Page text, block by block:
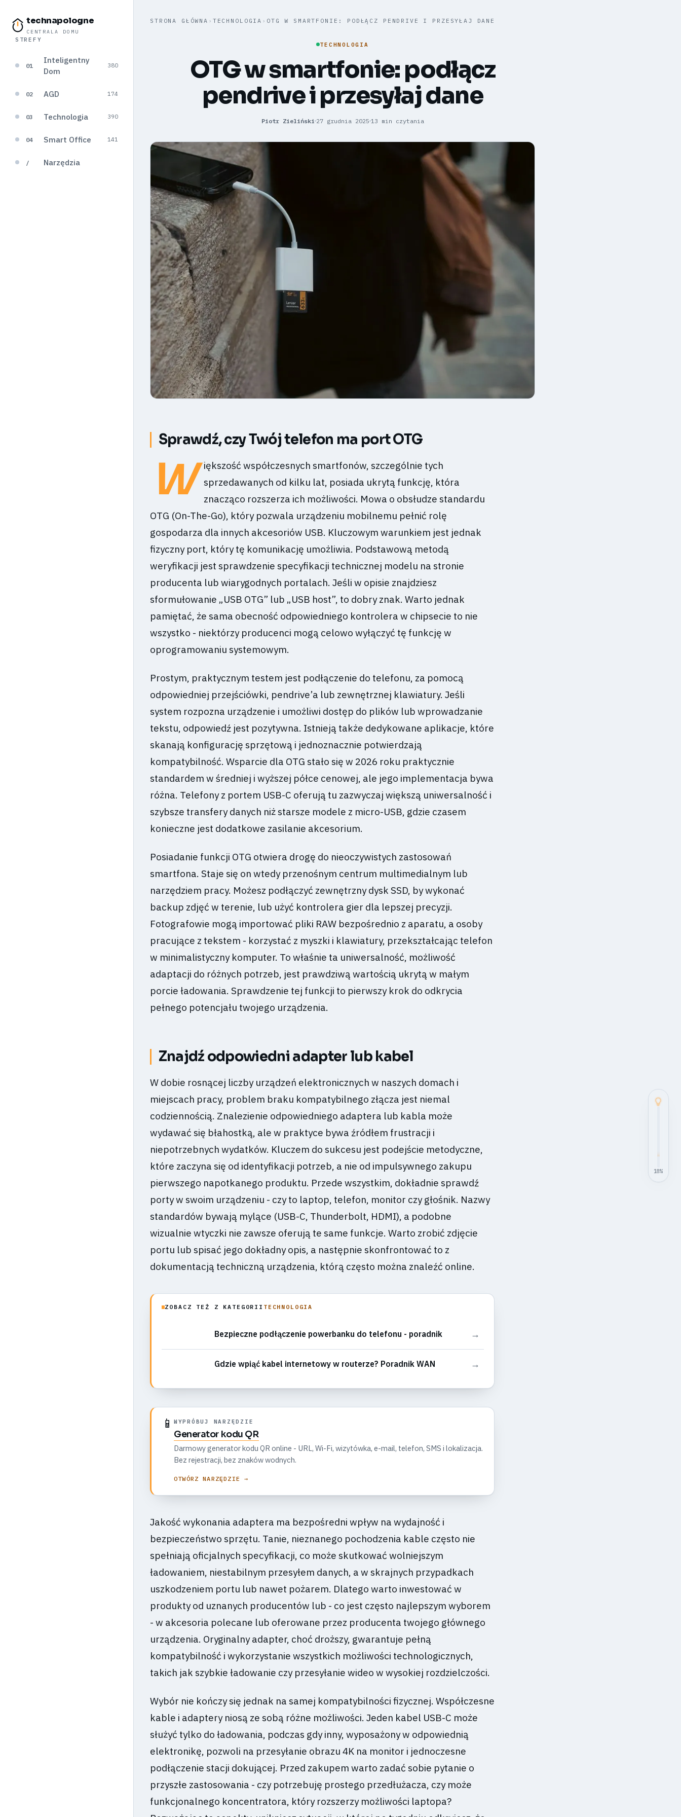
technapologne
CENTRALA DOMU
STREFY
01
Inteligentny
Dom
380
02 AGD 174
03 Technologia 390
04 Smart Office 141
/ Narzędzia
18%
STRONA GŁÓWNA › TECHNOLOGIA › OTG W SMARTFONIE: PODŁĄCZ PENDRIVE I PRZESYŁAJ DANE
TECHNOLOGIA
OTG w smartfonie: podłącz
pendrive i przesyłaj dane
Piotr Zieliński 27 grudnia 2025 13 min czytania
Sprawdź, czy Twój telefon ma port OTG
W
iększość współczesnych smartfonów, szczególnie tych
sprzedawanych od kilku lat, posiada ukrytą funkcję, która
znacząco rozszerza ich możliwości. Mowa o obsłudze standardu
OTG (On-The-Go), który pozwala urządzeniu mobilnemu pełnić rolę
gospodarza dla innych akcesoriów USB. Kluczowym warunkiem jest jednak
fizyczny port, który tę komunikację umożliwia. Podstawową metodą
weryfikacji jest sprawdzenie specyfikacji technicznej modelu na stronie
producenta lub wiarygodnych portalach. Jeśli w opisie znajdziesz
sformułowanie „USB OTG” lub „USB host”, to dobry znak. Warto jednak
pamiętać, że sama obecność odpowiedniego kontrolera w chipsecie to nie
wszystko - niektórzy producenci mogą celowo wyłączyć tę funkcję w
oprogramowaniu systemowym.
Prostym, praktycznym testem jest podłączenie do telefonu, za pomocą
odpowiedniej przejściówki, pendrive’a lub zewnętrznej klawiatury. Jeśli
system rozpozna urządzenie i umożliwi dostęp do plików lub wprowadzanie
tekstu, odpowiedź jest pozytywna. Istnieją także dedykowane aplikacje, które
skanają konfigurację sprzętową i jednoznacznie potwierdzają
kompatybilność. Wsparcie dla OTG stało się w 2026 roku praktycznie
standardem w średniej i wyższej półce cenowej, ale jego implementacja bywa
różna. Telefony z portem USB-C oferują tu zazwyczaj większą uniwersalność i
szybsze transfery danych niż starsze modele z micro-USB, gdzie czasem
konieczne jest dodatkowe zasilanie akcesorium.
Posiadanie funkcji OTG otwiera drogę do nieoczywistych zastosowań
smartfona. Staje się on wtedy przenośnym centrum multimedialnym lub
narzędziem pracy. Możesz podłączyć zewnętrzny dysk SSD, by wykonać
backup zdjęć w terenie, lub użyć kontrolera gier dla lepszej precyzji.
Fotografowie mogą importować pliki RAW bezpośrednio z aparatu, a osoby
pracujące z tekstem - korzystać z myszki i klawiatury, przekształcając telefon
w minimalistyczny komputer. To właśnie ta uniwersalność, możliwość
adaptacji do różnych potrzeb, jest prawdziwą wartością ukrytą w małym
porcie ładowania. Sprawdzenie tej funkcji to pierwszy krok do odkrycia
pełnego potencjału twojego urządzenia.
Znajdź odpowiedni adapter lub kabel
W dobie rosnącej liczby urządzeń elektronicznych w naszych domach i
miejscach pracy, problem braku kompatybilnego złącza jest niemal
codziennością. Znalezienie odpowiedniego adaptera lub kabla może
wydawać się błahostką, ale w praktyce bywa źródłem frustracji i
niepotrzebnych wydatków. Kluczem do sukcesu jest podejście metodyczne,
które zaczyna się od identyfikacji potrzeb, a nie od impulsywnego zakupu
pierwszego napotkanego produktu. Przede wszystkim, dokładnie sprawdź
porty w swoim urządzeniu - czy to laptop, telefon, monitor czy głośnik. Nazwy
standardów bywają mylące (USB-C, Thunderbolt, HDMI), a podobne
wizualnie wtyczki nie zawsze oferują te same funkcje. Warto zrobić zdjęcie
portu lub spisać jego dokładny opis, a następnie skonfrontować to z
dokumentacją techniczną urządzenia, którą często można znaleźć online.
ZOBACZ TEŻ Z KATEGORII TECHNOLOGIA
Bezpieczne podłączenie powerbanku do telefonu - poradnik →
Gdzie wpiąć kabel internetowy w routerze? Poradnik WAN →
📱 WYPRÓBUJ NARZĘDZIE
Generator kodu QR
Darmowy generator kodu QR online - URL, Wi-Fi, wizytówka, e-mail, telefon, SMS i lokalizacja.
Bez rejestracji, bez znaków wodnych.
OTWÓRZ NARZĘDZIE →
Jakość wykonania adaptera ma bezpośredni wpływ na wydajność i
bezpieczeństwo sprzętu. Tanie, nieznanego pochodzenia kable często nie
spełniają oficjalnych specyfikacji, co może skutkować wolniejszym
ładowaniem, niestabilnym przesyłem danych, a w skrajnych przypadkach
uszkodzeniem portu lub nawet pożarem. Dlatego warto inwestować w
produkty od uznanych producentów lub - co jest często najlepszym wyborem
- w akcesoria polecane lub oferowane przez producenta twojego głównego
urządzenia. Oryginalny adapter, choć droższy, gwarantuje pełną
kompatybilność i wykorzystanie wszystkich możliwości technologicznych,
takich jak szybkie ładowanie czy przesyłanie wideo w wysokiej rozdzielczości.
Wybór nie kończy się jednak na samej kompatybilności fizycznej. Współczesne
kable i adaptery niosą ze sobą różne możliwości. Jeden kabel USB-C może
służyć tylko do ładowania, podczas gdy inny, wyposażony w odpowiednią
elektronikę, pozwoli na przesyłanie obrazu 4K na monitor i jednoczesne
podłączenie stacji dokującej. Przed zakupem warto zadać sobie pytanie o
przyszłe zastosowania - czy potrzebuję prostego przedłużacza, czy może
funkcjonalnego koncentratora, który rozszerzy możliwości laptopa?